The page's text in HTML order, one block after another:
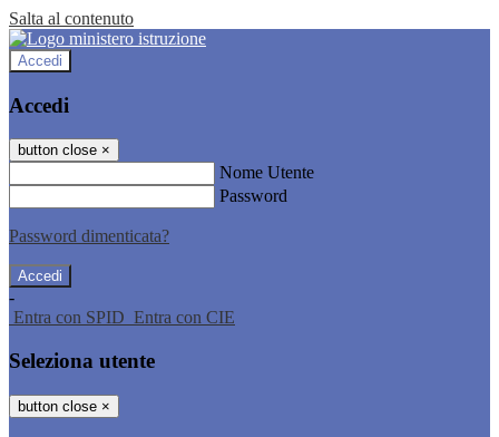
Salta al contenuto
Accedi
Accedi
button close ×
Nome Utente
Password
Password dimenticata?
-
Entra con SPID Entra con CIE
Seleziona utente
button close ×